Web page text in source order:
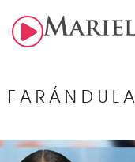
FARÁNDULA